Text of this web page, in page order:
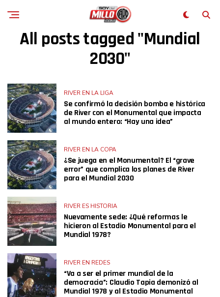
All posts tagged "Mundial
2030"
RIVER EN LA LIGA
Se confirmó la decisión bomba e histórica
de River con el Monumental que impacta
al mundo entero: “Hay una idea”
RIVER EN LA COPA
¿Se juega en el Monumental? El “grave
error” que complica los planes de River
para el Mundial 2030
RIVER ES HISTORIA
Nuevamente sede: ¿Qué reformas le
hicieron al Estadio Monumental para el
Mundial 1978?
RIVER EN REDES
“Va a ser el primer mundial de la
democracia”: Claudio Tapia demonizó al
Mundial 1978 y al Estadio Monumental